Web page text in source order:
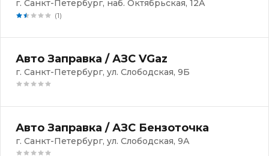
г. Санкт-Петербург, наб. Октябрьская, 12А
(1)
Авто Заправка / АЗС VGaz
г. Санкт-Петербург, ул. Слободская, 9Б
Авто Заправка / АЗС Бензоточка
г. Санкт-Петербург, ул. Слободская, 9А